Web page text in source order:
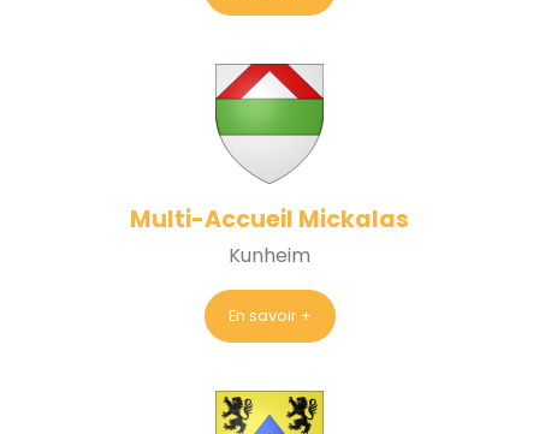
Multi-Accueil Mickalas
Kunheim
En savoir +